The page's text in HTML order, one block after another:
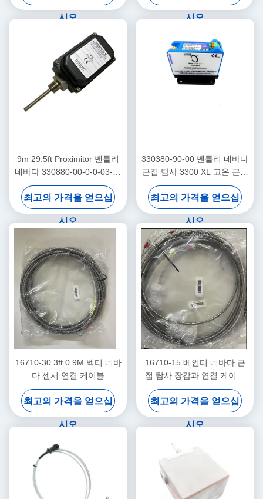
시오 시오
9m 29.5ft Proximitor 벤틀리
네바다 330880-00-0-0-03-02
PROXPAC 근접 변환기 조립
최고의 가격을 얻으십
시오
330380-90-00 벤틀리 네바다
근접 탐사 3300 XL 고온 근접
센서
최고의 가격을 얻으십
시오
16710-30 3ft 0.9M 벡티 네바
다 센서 연결 케이블
최고의 가격을 얻으십
시오
16710-15 베인티 네바다 근
접 탐사 장갑과 연결 케이블
-15 - C
최고의 가격을 얻으십
시오